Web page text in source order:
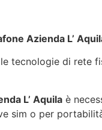
Azienda L’
di rete
L’ Aquila è
sim o per